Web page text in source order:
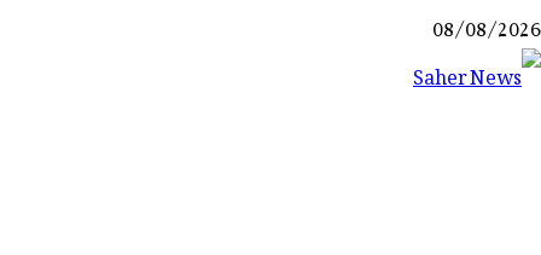
Skip
to
08/08/2026